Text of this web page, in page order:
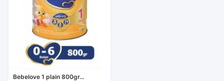
Bebelove 1 plain 800gr...